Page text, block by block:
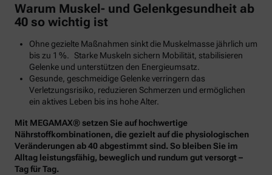
Warum Muskel- und Gelenkgesundheit ab
40 so wichtig ist
Ohne gezielte Maßnahmen sinkt die Muskelmasse jährlich um
bis zu 1 %. Starke Muskeln sichern Mobilität, stabilisieren
Gelenke und unterstützen den Energieumsatz.
Gesunde, geschmeidige Gelenke verringern das
Verletzungsrisiko, reduzieren Schmerzen und ermöglichen
ein aktives Leben bis ins hohe Alter.
Mit MEGAMAX® setzen Sie auf hochwertige
Nährstoffkombinationen, die gezielt auf die physiologischen
Veränderungen ab 40 abgestimmt sind. So bleiben Sie im
Alltag leistungsfähig, beweglich und rundum gut versorgt –
Tag für Tag.